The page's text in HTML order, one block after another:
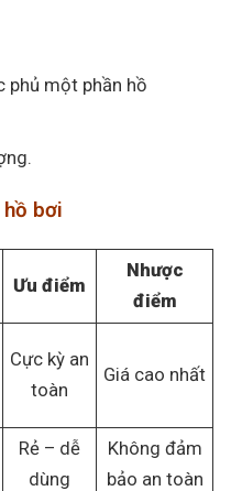
phủ một phần hồ
bơi
Ưu điểm
Nhược
điểm
Cực kỳ an
toàn
Giá cao nhất
Rẻ – dễ
dùng
Không đảm
bảo an toàn